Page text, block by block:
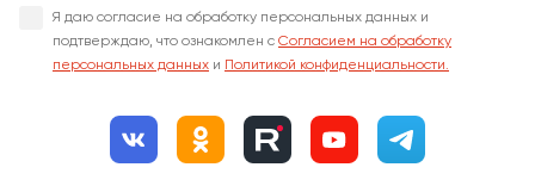
Я даю согласие на обработку персональных данных и
подтверждаю, что ознакомлен с Согласием на обработку
персональных данных и Политикой конфиденциальности.